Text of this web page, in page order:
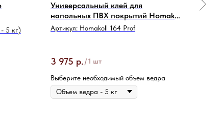
5 кг)
Универсальный клей для
напольных ПВХ покрытий Homakoll
164 Prof
Артикул: Homakoll 164 Prof
3 975 р./1 шт
Выберите необходимый объем ведра